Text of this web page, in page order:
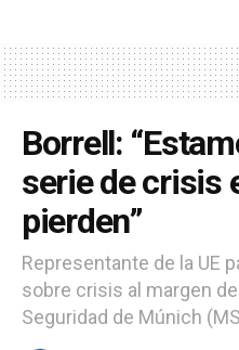
Borrell:
serie de crisis
pierden”
Representante de la UE
sobre crisis al margen
Seguridad de Múnich